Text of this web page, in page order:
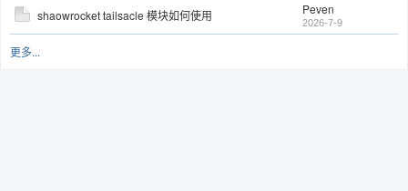
shaowrocket tailsacle 模块如何使用 Peven
2026-7-9
更多...